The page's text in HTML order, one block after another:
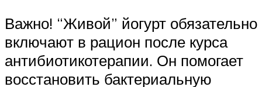
Важно! “Живой” йогурт обязательно
включают в рацион после курса
антибиотикотерапии. Он помогает
восстановить бактериальную